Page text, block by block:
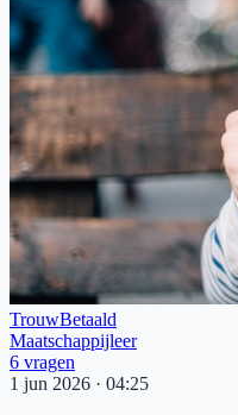
TrouwBetaald
Maatschappijleer
6 vragen
1 jun 2026 · 04:25